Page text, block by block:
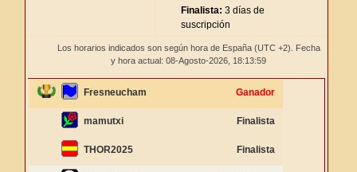
Finalista: 3 días de
suscripción
Los horarios indicados son según hora de España (UTC +2). Fecha
y hora actual: 08-Agosto-2026, 18:13:59
Fresneucham Ganador
mamutxi Finalista
THOR2025 Finalista